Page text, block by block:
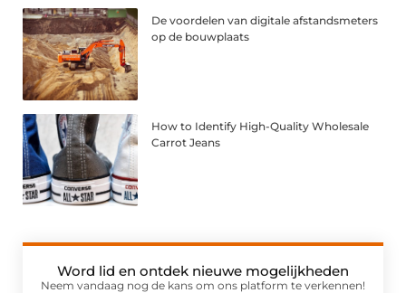
De voordelen van digitale afstandsmeters
op de bouwplaats
How to Identify High-Quality Wholesale
Carrot Jeans
Word lid en ontdek nieuwe mogelijkheden
Neem vandaag nog de kans om ons platform te verkennen!